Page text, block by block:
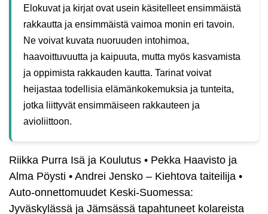
Elokuvat ja kirjat ovat usein käsitelleet ensimmäistä
rakkautta ja ensimmäistä vaimoa monin eri tavoin.
Ne voivat kuvata nuoruuden intohimoa,
haavoittuvuutta ja kaipuuta, mutta myös kasvamista
ja oppimista rakkauden kautta. Tarinat voivat
heijastaa todellisia elämänkokemuksia ja tunteita,
jotka liittyvät ensimmäiseen rakkauteen ja
avioliittoon.
Riikka Purra Isä ja Koulutus • Pekka Haavisto ja
Alma Pöysti • Andrei Jensko – Kiehtova taiteilija •
Auto-onnettomuudet Keski-Suomessa:
Jyväskylässä ja Jämsässä tapahtuneet kolareista